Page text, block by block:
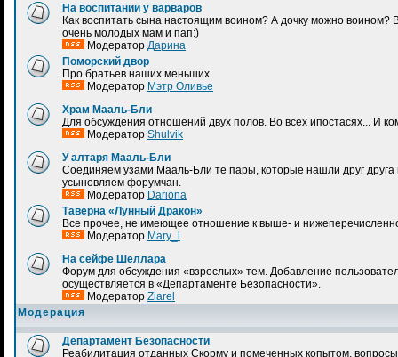
На воспитании у варваров
Как воспитать сына настоящим воином? А дочку можно
очень молодых мам и пап:)
Модератор Дарина
Поморский двор
Про братьев наших меньших
Модератор Мэтр Оливье
Храм Мааль-Бли
Для обсуждения отношений двух полов. Во всех ипостасях... И
Модератор Shulvik
У алтаря Мааль-Бли
Соединяем узами Мааль-Бли те пары, которые нашли друг друга
усыновляем форумчан.
Модератор Dariona
Таверна «Лунный Дракон»
Все прочее, не имеющее отношение к выше- и
Модератор Mary_l
На сейфе Шеллара
Форум для обсуждения «взрослых» тем. Добавление
осуществляется в «Департаменте Безопасности».
Модератор Ziarel
Модерация
Департамент Безопасности
Реабилитация отданных Скорму и помеченных копытом,